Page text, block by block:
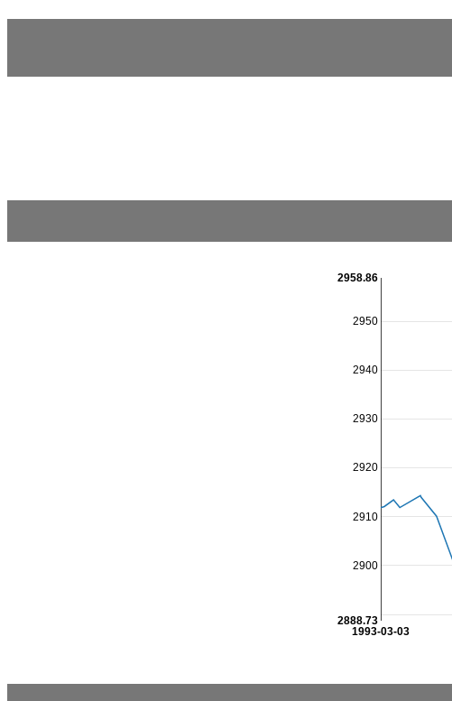
1993-03-03
2900
2910
2920
2930
2940
2950
2888.73
2958.86